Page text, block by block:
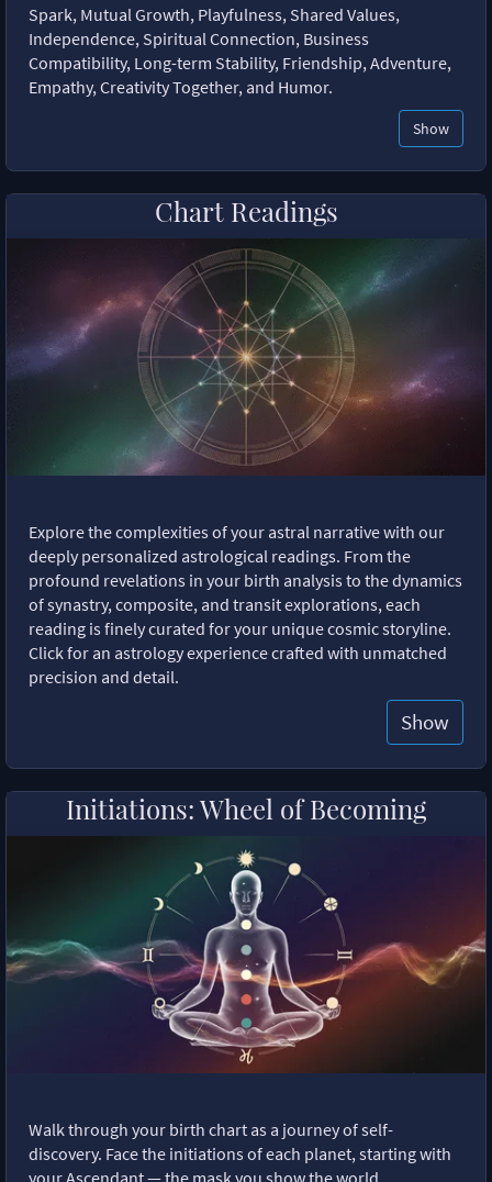
Spark, Mutual Growth, Playfulness, Shared Values,
Independence, Spiritual Connection, Business
Compatibility, Long-term Stability, Friendship, Adventure,
Empathy, Creativity Together, and Humor.
Show
Chart Readings
Explore the complexities of your astral narrative with our
deeply personalized astrological readings. From the
profound revelations in your birth analysis to the dynamics
of synastry, composite, and transit explorations, each
reading is finely curated for your unique cosmic storyline.
Click for an astrology experience crafted with unmatched
precision and detail.
Show
Initiations: Wheel of Becoming
Walk through your birth chart as a journey of self-
discovery. Face the initiations of each planet, starting with